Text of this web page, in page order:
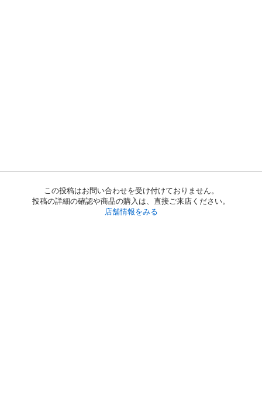
この投稿はお問い合わせを受け付けておりません。
投稿の詳細の確認や商品の購入は、直接ご来店ください。
店舗情報をみる